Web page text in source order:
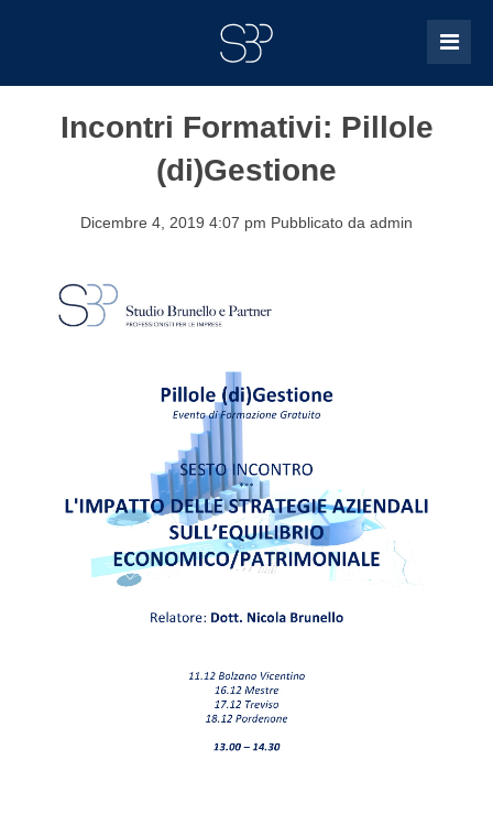
Incontri Formativi: Pillole
(di)Gestione
Dicembre 4, 2019 4:07 pm Pubblicato da admin